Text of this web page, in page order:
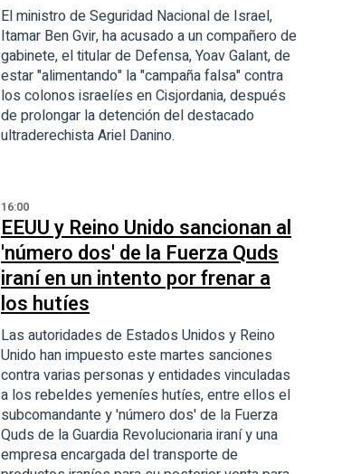
El ministro de Seguridad Nacional de Israel,
Itamar Ben Gvir, ha acusado a un compañero de
gabinete, el titular de Defensa, Yoav Galant, de
estar "alimentando" la "campaña falsa" contra
los colonos israelíes en Cisjordania, después
de prolongar la detención del destacado
ultraderechista Ariel Danino.
16:00
EEUU y Reino Unido sancionan al
'número dos' de la Fuerza Quds
iraní en un intento por frenar a
los hutíes
Las autoridades de Estados Unidos y Reino
Unido han impuesto este martes sanciones
contra varias personas y entidades vinculadas
a los rebeldes yemeníes hutíes, entre ellos el
subcomandante y 'número dos' de la Fuerza
Quds de la Guardia Revolucionaria iraní y una
empresa encargada del transporte de